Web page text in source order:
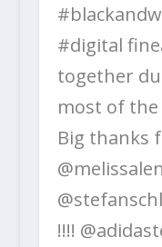
#digital
together
most of
Big thanks
!!!!